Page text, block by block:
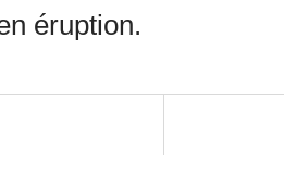
éruption.